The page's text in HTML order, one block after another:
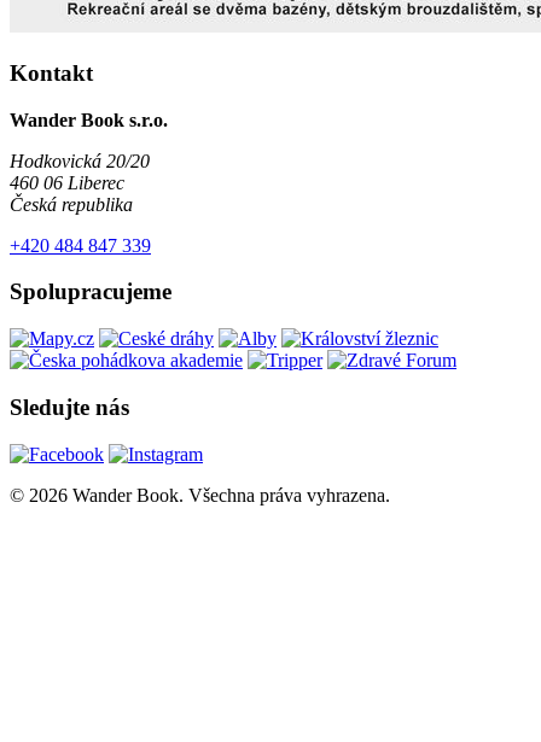
Kontakt
Wander Book s.r.o.
Hodkovická 20/20
460 06 Liberec
Česká republika
+420 484 847 339
Spolupracujeme
Sledujte nás
© 2026 Wander Book. Všechna práva vyhrazena.